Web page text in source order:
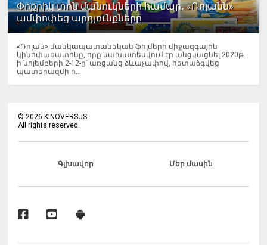
Փոքրիկ տոն մանուկների համար․ «Ռոլանն»
ամփոփեց արդյունքները
«Ռոլան» մանկապատանեկան ֆիլմերի միջազգային
կինոփառատոնը, որը նախատեսվում էր անցկացնել 2020թ.-
ի նոյեմբերի 2-12-ը՝ առցանց ձևաչափով, հետաձգվեց
պատերազմի ո...
©2026 KINOVERSUS
All rights reserved.
Գլխավոր Մեր մասին